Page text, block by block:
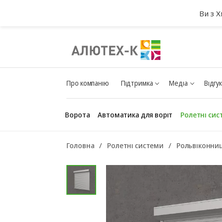
Про компанію Підтримка Медіа
Ворота Автоматика для воріт Ролетні
Головна Ролетні системи
Ви з